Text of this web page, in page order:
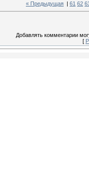
« Предыдущая 61 62
Добавлять комментарии
[